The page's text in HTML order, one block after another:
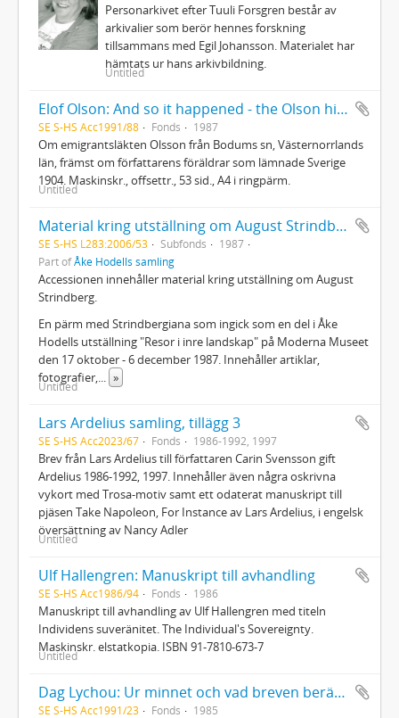
Personarkivet efter Tuuli Forsgren består av
arkivalier som berör hennes forskning
tillsammans med Egil Johansson. Materialet har
hämtats ur hans arkivbildning.
Untitled
Elof Olson: And so it happened - the Olson history
SE S-HS Acc1991/88 Fonds 1987
Om emigrantsläkten Olsson från Bodums sn, Västernorrlands
län, främst om författarens föräldrar som lämnade Sverige
1904. Maskinskr., offsettr., 53 sid., A4 i ringpärm.
Untitled
Material kring utställning om August Strindberg
SE S-HS L283:2006/53 Subfonds
1987
Part ofÅke Hodells samling
Accessionen innehåller material kring utställning om August
Strindberg.
En pärm med Strindbergiana som ingick som en del i Åke
Hodells utställning "Resor i inre landskap" på Moderna Museet
den 17 oktober - 6 december 1987. Innehåller artiklar,
fotografier,
»
Untitled
Lars Ardelius samling, tillägg 3
SE S-HS Acc2023/67 Fonds 1986-1992, 1997
Brev från Lars Ardelius till författaren Carin Svensson gift
Ardelius 1986-1992, 1997. Innehåller även några oskrivna
vykort med Trosa-motiv samt ett odaterat manuskript till
pjäsen Take Napoleon, For Instance av Lars Ardelius, i engelsk
översättning av Nancy Adler
Untitled
Ulf Hallengren: Manuskript till avhandling
SE S-HS Acc1986/94 Fonds 1986
Manuskript till avhandling av Ulf Hallengren med titeln
Individens suveränitet. The Individual's Sovereignty.
Maskinskr. elstatkopia. ISBN 91-7810-673-7
Untitled
Dag Lychou: Ur minnet och vad breven berätta
SE S-HS Acc1991/23 Fonds 1985